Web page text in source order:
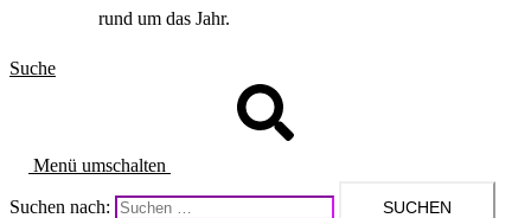
rund um das Jahr.
Suche
Menü umschalten
Suchen nach: